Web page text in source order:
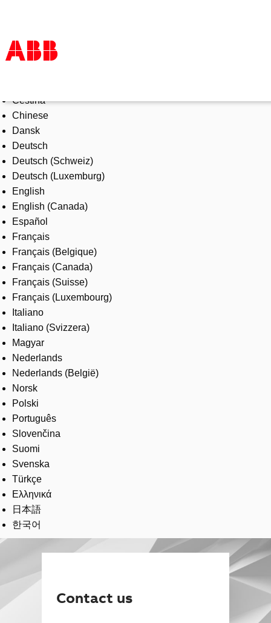
Products & Solutions
Industries
Services
About us
Where to buy
Contact us
Careers
Čeština
Chinese
Dansk
Deutsch
Deutsch (Schweiz)
Deutsch (Luxemburg)
English
English (Canada)
Español
Français
Français (Belgique)
Français (Canada)
Français (Suisse)
Français (Luxembourg)
Italiano
Italiano (Svizzera)
Magyar
Nederlands
Nederlands (België)
Norsk
Polski
Português
Slovenčina
Suomi
Svenska
Türkçe
Ελληνικά
日本語
한국어
Contact us